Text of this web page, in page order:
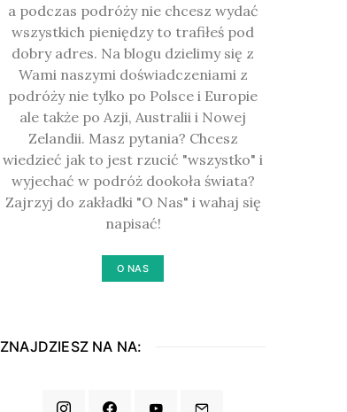
a podczas podróży nie chcesz wydać
wszystkich pieniędzy to trafiłeś pod
dobry adres. Na blogu dzielimy się z
Wami naszymi doświadczeniami z
podróży nie tylko po Polsce i Europie
ale także po Azji, Australii i Nowej
Zelandii. Masz pytania? Chcesz
wiedzieć jak to jest rzucić "wszystko" i
wyjechać w podróż dookoła świata?
Zajrzyj do zakładki "O Nas" i wahaj się
napisać!
O NAS
ZNAJDZIESZ NA NA: